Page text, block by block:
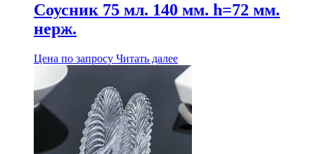
Соусник 75 мл. 140 мм. h=72 мм.
нерж.
Цена по запросу Читать далее